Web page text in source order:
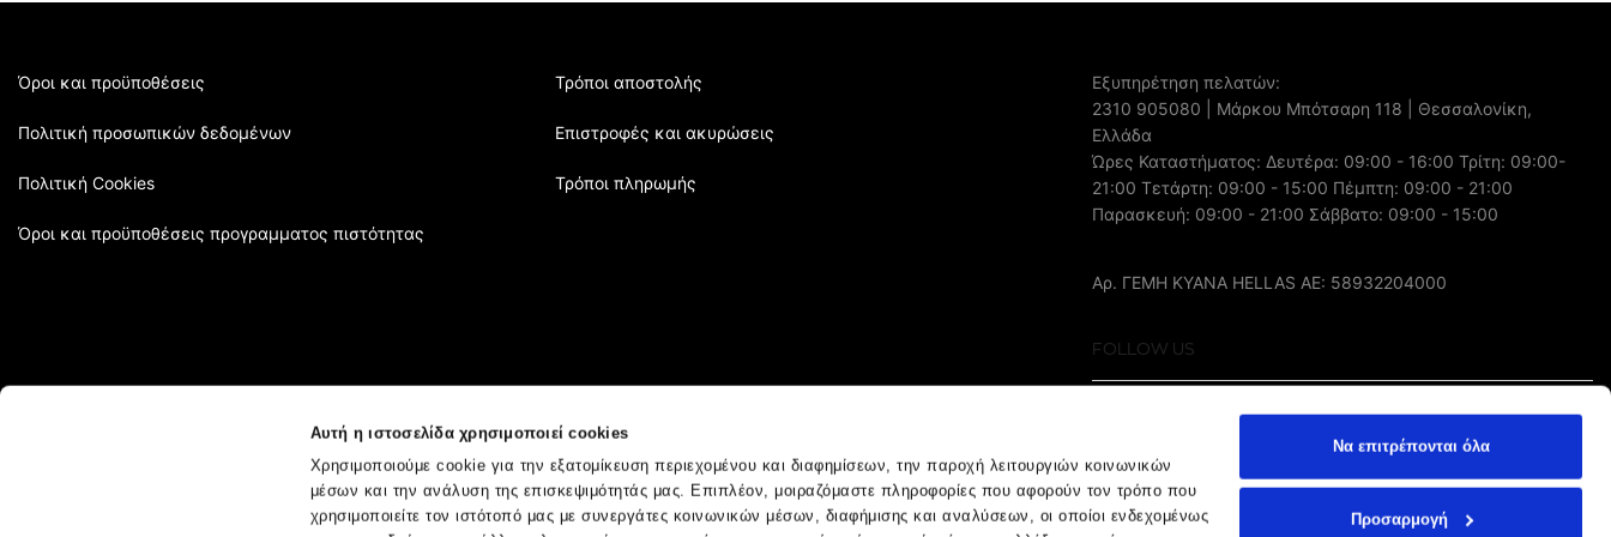
Αυτή η ιστοσελίδα χρησιμοποιεί cookies
Χρησιμοποιούμε cookie για την εξατομίκευση περιεχομένου και διαφημίσεων, την παροχή λειτουργιών κοινωνικών
μέσων και την ανάλυση της επισκεψιμότητάς μας. Επιπλέον, μοιραζόμαστε πληροφορίες που αφορούν τον τρόπο που
χρησιμοποιείτε τον ιστότοπό μας με συνεργάτες κοινωνικών μέσων, διαφήμισης και αναλύσεων, οι οποίοι ενδεχομένως
Να επιτρέπονται όλα
Προσαρμογή
field
Όροι και προϋποθέσεις
Πολιτική προσωπικών δεδομένων
Πολιτική Cookies
Όροι και προϋποθέσεις προγραμματος πιστότητας
Τρόποι αποστολής
Επιστροφές και ακυρώσεις
Τρόποι πληρωμής
Εξυπηρέτηση πελατών:
2310 905080 | Μάρκου Μπότσαρη 118 | Θεσσαλονίκη,
Ελλάδα
Ώρες Καταστήματος: Δευτέρα: 09:00 - 16:00 Τρίτη: 09:00-
21:00 Τετάρτη: 09:00 - 15:00 Πέμπτη: 09:00 - 21:00
Παρασκευή: 09:00 - 21:00 Σάββατο: 09:00 - 15:00
Αρ. ΓΕΜΗ ΚΥΑΝΑ HELLAS AE: 58932204000
FOLLOW US